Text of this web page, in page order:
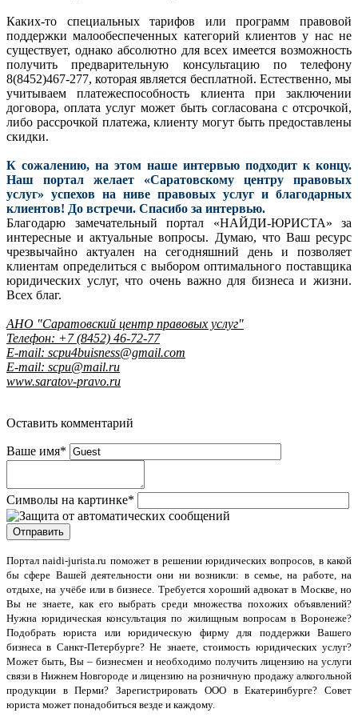
Каких-то специальных тарифов или программ правовой
поддержки малообеспеченных категорий клиентов у нас не
существует, однако абсолютно для всех имеется возможность
получить предварительную консультацию по телефону
8(8452)467-277, которая является бесплатной. Естественно, мы
учитываем платежеспособность клиента при заключении
договора, оплата услуг может быть согласована с отсрочкой,
либо рассрочкой платежа, клиенту могут быть предоставлены
скидки.
К сожалению, на этом наше интервью подходит к концу.
Наш портал желает «Саратовскому центру правовых
услуг» успехов на ниве правовых услуг и благодарных
клиентов! До встречи. Спасибо за интервью.
Благодарю замечательный портал «НАЙДИ-ЮРИСТА» за
интересные и актуальные вопросы. Думаю, что Ваш ресурс
чрезвычайно актуален на сегодняшний день и позволяет
клиентам определиться с выбором оптимального поставщика
юридических услуг, что очень важно для бизнеса и жизни.
Всех благ.
АНО "Саратовский центр правовых услуг"
Телефон: +7 (8452) 46-72-77
E-mail: scpu4buisness@gmail.com
E-mail: scpu@mail.ru
www.saratov-pravo.ru
Оставить комментарий
Ваше имя*
Символы на картинке*
Портал naidi-jurista.ru поможет в решении юридических вопросов, в какой
бы сфере Вашей деятельности они ни возникли: в семье, на работе, на
отдыхе, на учёбе или в бизнесе. Требуется хороший адвокат в Москве, но
Вы не знаете, как его выбрать среди множества похожих объявлений?
Нужна юридическая консультация по жилищным вопросам в Воронеже?
Подобрать юриста или юридическую фирму для поддержки Вашего
бизнеса в Санкт-Петербурге? Не знаете, стоимость юридических услуг?
Может быть, Вы – бизнесмен и необходимо получить лицензию на услуги
связи в Нижнем Новгороде и лицензию на розничную продажу алкогольной
продукции в Перми? Зарегистрировать ООО в Екатеринбурге? Совет
юриста может понадобиться везде и каждому.